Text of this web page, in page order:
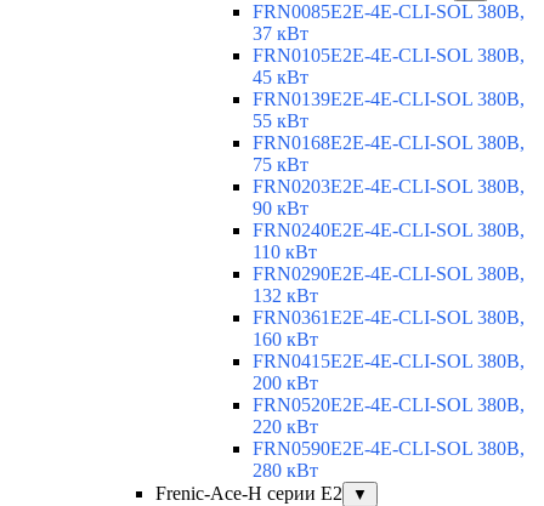
FRN0085E2E-4E-CLI-SOL 380В,
37 кВт
FRN0105E2E-4E-CLI-SOL 380В,
45 кВт
FRN0139E2E-4E-CLI-SOL 380В,
55 кВт
FRN0168E2E-4E-CLI-SOL 380В,
75 кВт
FRN0203E2E-4E-CLI-SOL 380В,
90 кВт
FRN0240E2E-4E-CLI-SOL 380В,
110 кВт
FRN0290E2E-4E-CLI-SOL 380В,
132 кВт
FRN0361E2E-4E-CLI-SOL 380В,
160 кВт
FRN0415E2E-4E-CLI-SOL 380В,
200 кВт
FRN0520E2E-4E-CLI-SOL 380В,
220 кВт
FRN0590E2E-4E-CLI-SOL 380В,
280 кВт
Frenic-Ace-H серии E2
▼